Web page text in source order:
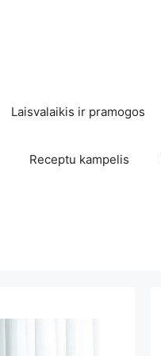
Laisvalaikis ir pramogos
Receptu kampelis